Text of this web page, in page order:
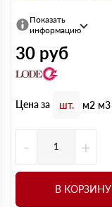
Показать
информацию
30 руб
Цена за шт. м2 м3
- +
В КОРЗИНУ